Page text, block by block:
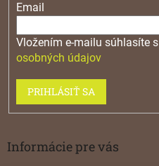
Email
Vložením e-mailu súhlasíte s
osobných údajov
PRIHLÁSIŤ SA
Informácie pre vás